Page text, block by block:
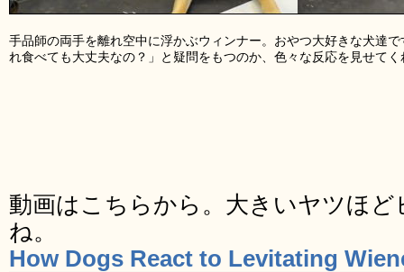
手品師の両手を離れ空中に浮かぶウィンナー。おやつ大好きな犬達
れ食べても大丈夫なの？」と疑問をもつのか、色々な反応を見せてく
動画はこちらから。大きいヤツほ
ね。
How Dogs React to Levitating